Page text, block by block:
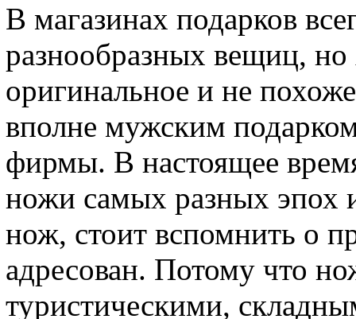
В магазинах подарков
разнообразных вещиц, но
оригинальное и не
вполне мужским
фирмы. В настоящее
ножи самых разных эпох
нож, стоит вспомнить о
адресован. Потому что
туристическими,